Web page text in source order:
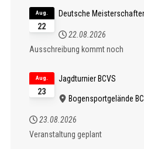
22
Aug. Deutsche
22.08.2026
Ausschreibung kommt noch
23
Aug. Jagdturnier BCVS
Bogensportgelände
23.08.2026
Veranstaltung geplant